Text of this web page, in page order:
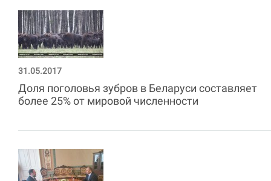
31.05.2017
Доля поголовья зубров в Беларуси составляет
более 25% от мировой численности